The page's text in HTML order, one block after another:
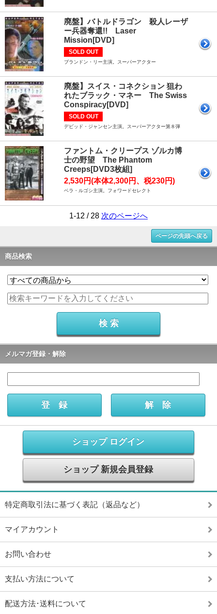
廃盤】バトルドラゴン 殺人レーザ
ー兵器奪還!! Laser
Mission[DVD]
SOLD OUT
ブランドン・リー主演。スーパーアクター
廃盤】スイス・コネクション 狙わ
れたブラック・マネー The Swiss
Conspiracy[DVD]
SOLD OUT
デビッド・ジャンセン主演。スーパーアクター第８弾
ファントム・クリープス ゾルカ博
士の野望 The Phantom
Creeps[DVD3枚組]
2,530円(本体2,300円、税230円)
ベラ・ルゴシ主演。フォワードセレクト
1-12 / 28 次のページへ
ページの先頭へ戻る
商品検索
メルマガ登録・解除
ショップ ログイン
ショップ 新規会員登録
特定商取引法に基づく表記（返品など）
マイアカウント
お問い合わせ
支払い方法について
配送方法･送料について